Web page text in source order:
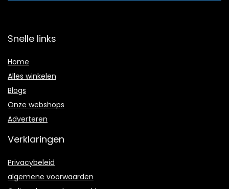
Snelle links
Home
Alles winkelen
Blogs
Onze webshops
Adverteren
Verklaringen
Privacybeleid
algemene voorwaarden